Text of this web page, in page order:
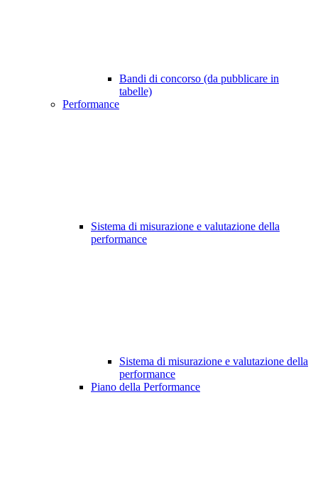
Bandi di concorso (da pubblicare in
tabelle)
Performance
Sistema di misurazione e valutazione della
performance
Sistema di misurazione e valutazione della
performance
Piano della Performance